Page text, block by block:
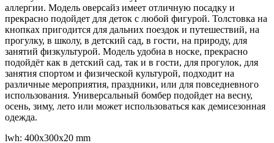
аллергии. Модель оверсайз имеет отличную посадку и
прекрасно подойдет для деток с любой фигурой. Толстовка на
кнопках пригодится для дальних поездок и путешествий, на
прогулку, в школу, в детский сад, в гости, на природу, для
занятий физкультурой. Модель удобна в носке, прекрасно
подойдёт как в детский сад, так и в гости, для прогулок, для
занятия спортом и физической культурой, подходит на
различные мероприятия, праздники, или для повседневного
использования. Универсальный бомбер подойдет на весну,
осень, зиму, лето или может использоваться как демисезонная
одежда.
lwh: 400x300x20 mm